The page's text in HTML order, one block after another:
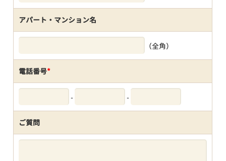
アパート・マンション名
（全角）
電話番号*
- -
ご質問